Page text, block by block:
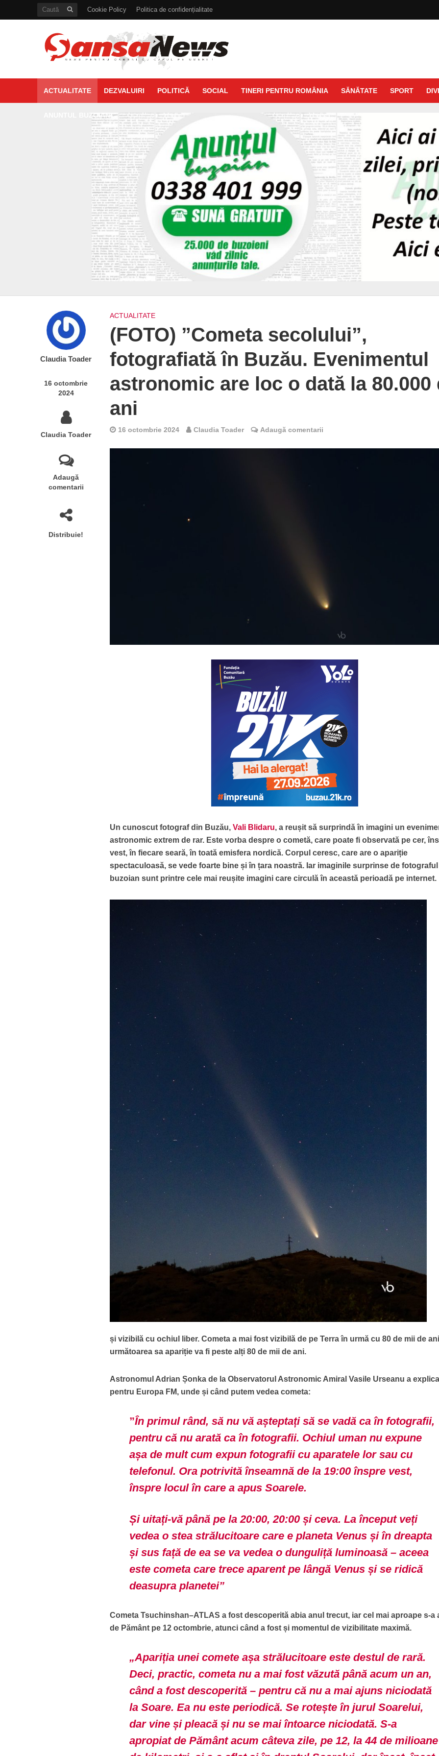
Cookie Policy Politica de confidențialitate
ACTUALITATE DEZVALUIRI POLITICĂ SOCIAL TINERI PENTRU ROMÂNIA SĂNĂTATE SPORT
ANUNTUL BUZOIAN
Claudia Toader
16 octombrie
2024
Claudia Toader
Adaugă
comentarii
Distribuie!
ACTUALITATE
(FOTO) ”Cometa secolului”,
fotografiată în Buzău. Evenimentul
astronomic are loc o dată la 80.000
ani
16 octombrie 2024 Claudia Toader Adaugă comentarii
Un cunoscut fotograf din Buzău,Vali Blidaru, a reușit să surprindă în imagini un
astronomic extrem de rar. Este vorba despre o cometă, care poate fi observată pe cer,
vest, în fiecare seară, în toată emisfera nordică. Corpul ceresc, care are o apariție
spectaculoasă, se vede foarte bine și în țara noastră. Iar imaginile surprinse de fotograful
buzoian sunt printre cele mai reușite imagini care circulă în această perioadă pe internet.
și vizibilă cu ochiul liber. Cometa a mai fost vizibilă de pe Terra în urmă cu 80 de mii de
următoarea sa apariție va fi peste alți 80 de mii de ani.
Astronomul Adrian Șonka de la Observatorul Astronomic Amiral Vasile Urseanu a
pentru Europa FM, unde și când putem vedea cometa:
”În primul rând, să nu vă așteptați să se vadă ca în fotografii,
pentru că nu arată ca în fotografii. Ochiul uman nu expune
așa de mult cum expun fotografii cu aparatele lor sau cu
telefonul. Ora potrivită înseamnă de la 19:00 înspre vest,
înspre locul în care a apus Soarele.
Și uitați-vă până pe la 20:00, 20:00 și ceva. La început veți
vedea o stea strălucitoare care e planeta Venus și în dreapta
și sus față de ea se va vedea o dunguliță luminoasă – aceea
este cometa care trece aparent pe lângă Venus și se ridică
deasupra planetei”
CometaTsuchinshan–ATLASa fost descoperită abia anul trecut, iar cel mai aproape s-a
de Pământ pe 12 octombrie, atunci când a fost și momentul de vizibilitate maximă.
„Apariția unei comete așa strălucitoare este destul de rară.
Deci, practic, cometa nu a mai fost văzută până acum un an,
când a fost descoperită – pentru că nu a mai ajuns niciodată
la Soare. Ea nu este periodică. Se rotește în jurul Soarelui,
dar vine și pleacă și nu se mai întoarce niciodată. S-a
apropiat de Pământ acum câteva zile, pe 12, la 44 de milioane